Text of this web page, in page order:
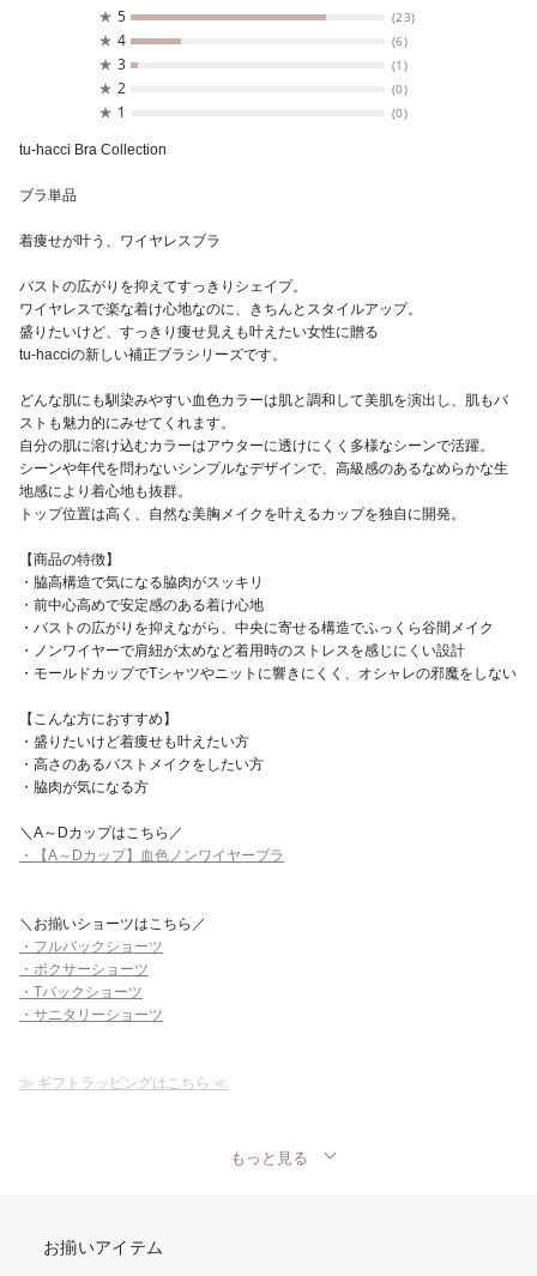
★ 5 (23)
★ 4 (6)
★ 3 (1)
★ 2 (0)
★ 1 (0)
tu-hacci Bra Collection
ブラ単品
着痩せが叶う、ワイヤレスブラ
バストの広がりを抑えてすっきりシェイプ。
ワイヤレスで楽な着け心地なのに、きちんとスタイルアップ。
盛りたいけど、すっきり痩せ見えも叶えたい女性に贈る
tu-hacciの新しい補正ブラシリーズです。
どんな肌にも馴染みやすい血色カラーは肌と調和して美肌を演出し、肌もバ
ストも魅力的にみせてくれます。
自分の肌に溶け込むカラーはアウターに透けにくく多様なシーンで活躍。
シーンや年代を問わないシンプルなデザインで、高級感のあるなめらかな生
地感により着心地も抜群。
トップ位置は高く、自然な美胸メイクを叶えるカップを独自に開発。
【商品の特徴】
・脇高構造で気になる脇肉がスッキリ
・前中心高めで安定感のある着け心地
・バストの広がりを抑えながら、中央に寄せる構造でふっくら谷間メイク
・ノンワイヤーで肩紐が太めなど着用時のストレスを感じにくい設計
・モールドカップでTシャツやニットに響きにくく、オシャレの邪魔をしない
【こんな方におすすめ】
・盛りたいけど着痩せも叶えたい方
・高さのあるバストメイクをしたい方
・脇肉が気になる方
＼A～Dカップはこちら／
・【A～Dカップ】血色ノンワイヤーブラ
＼お揃いショーツはこちら／
・フルバックショーツ
・ボクサーショーツ
・Tバックショーツ
・サニタリーショーツ
≫ ギフトラッピングはこちら ≪
もっと見る
お揃いアイテム